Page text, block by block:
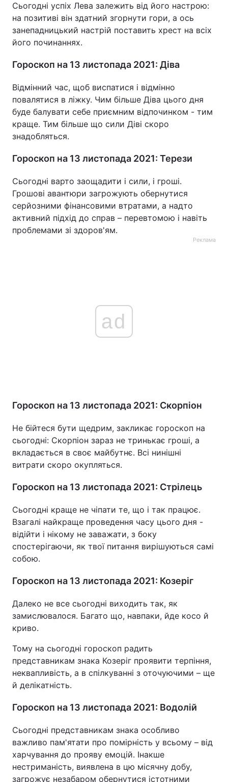
Сьогодні успіх Лева залежить від його настрою:
на позитиві він здатний згорнути гори, а ось
занепадницький настрій поставить хрест на всіх
його починаннях.
Гороскоп на 13 листопада 2021: Діва
Відмінний час, щоб виспатися і відмінно
повалятися в ліжку. Чим більше Діва цього дня
буде балувати себе приємним відпочинком - тим
краще. Тим більше що сили Діві скоро
знадобляться.
Гороскоп на 13 листопада 2021: Терези
Сьогодні варто заощадити і сили, і гроші.
Грошові авантюри загрожують обернутися
серйозними фінансовими втратами, а надто
активний підхід до справ – перевтомою і навіть
проблемами зі здоров'ям.
Реклама
ad
Гороскоп на 13 листопада 2021: Скорпіон
Не бійтеся бути щедрим, закликає гороскоп на
сьогодні: Скорпіон зараз не тринькає гроші, а
вкладається в своє майбутнє. Всі нинішні
витрати скоро окупляться.
Гороскоп на 13 листопада 2021: Стрілець
Сьогодні краще не чіпати те, що і так працює.
Взагалі найкраще проведення часу цього дня -
відійти і нікому не заважати, з боку
спостерігаючи, як твої питання вирішуються самі
собою.
Гороскоп на 13 листопада 2021: Козеріг
Далеко не все сьогодні виходить так, як
замислювалося. Багато що, навпаки, йде косо й
криво.
Тому на сьогодні гороскоп радить
представникам знака Козеріг проявити терпіння,
неквапливість, а в спілкуванні з оточуючими – ще
й делікатність.
Гороскоп на 13 листопада 2021: Водолій
Сьогодні представникам знака особливо
важливо пам'ятати про помірність у всьому – від
харчування до прояву емоцій. Інакше
нестриманість, виявлена в цю місячну добу,
загрожує незабаром обернутися істотними